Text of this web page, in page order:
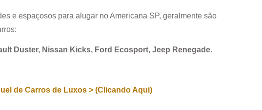
e espaçosos para alugar noAmericana SP, geralmente são
Duster, Nissan Kicks, Ford Ecosport, Jeep Renegade.
de Carros de Luxos > (Clicando Aqui)